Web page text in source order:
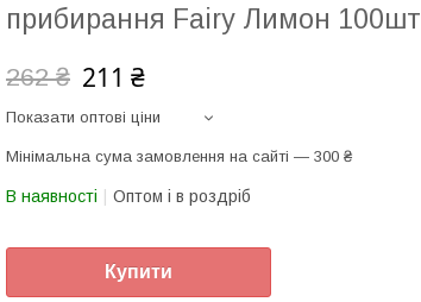
прибирання Fairy Лимон 100шт
262 ₴ 211 ₴
Показати оптові ціни
Мінімальна сума замовлення на сайті — 300 ₴
В наявності Оптом і в роздріб
Купити